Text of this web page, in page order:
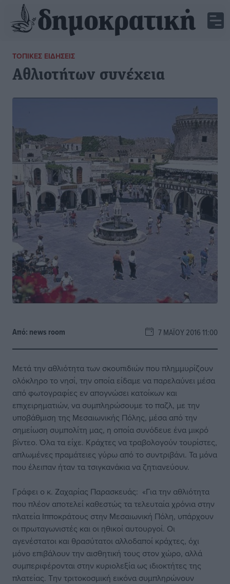
ΤΟΠΙΚΈΣ ΕΙΔΉΣΕΙΣ
Αθλιοτήτων συνέχεια
Από: news room 7 ΜΑΪ́ΟΥ 2016 11:00
Μετά την αθλιότητα των σκουπιδιών που πλημμυρίζουν
ολόκληρο το νησί, την οποία είδαμε να παρελαύνει μέσα
από φωτογραφίες εν απογνώσει κατοίκων και
επιχειρηματιών, να συμπληρώσουμε το παζλ, με την
υποβάθμιση της Μεσαιωνικής Πόλης, μέσα από την
σημείωση συμπολίτη μας, η οποία συνόδευε ένα μικρό
βίντεο. Όλα τα είχε. Κράχτες να τραβολογούν τουρίστες,
απλωμένες πραμάτειες γύρω από το συντριβάνι. Τα μόνα
που έλειπαν ήταν τα τσιγκανάκια να ζητιανεύουν.
Γράφει ο κ. Ζαχαρίας Παρασκευάς: «Για την αθλιότητα
που πλέον αποτελεί καθεστώς τα τελευταία χρόνια στην
πλατεία Ιπποκράτους στην Μεσαιωνική Πόλη, υπάρχουν
οι πρωταγωνιστές και οι ηθικοί αυτουργοί. Οι
αγενέστατοι και θρασύτατοι αλλοδαποί κράχτες, όχι
μόνο επιβάλουν την αισθητική τους στον χώρο, αλλά
συμπεριφέρονται στην κυριολεξία ως ιδιοκτήτες της
πλατείας. Την τριτοκοσμική εικόνα συμπληρώνουν